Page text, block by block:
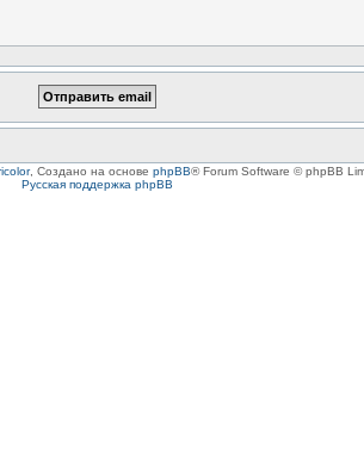
, Создано на основе phpBB® Forum Software © phpBB
Русская поддержка phpBB